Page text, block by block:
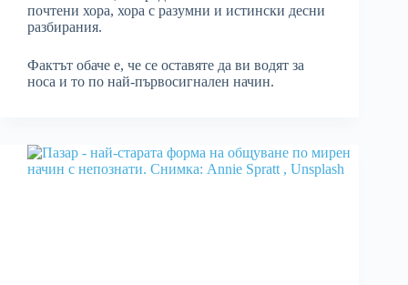
почтени хора, хора с разумни и истински десни
разбирания.
Фактът обаче е, че се оставяте да ви водят за
носа и то по най-първосигнален начин.